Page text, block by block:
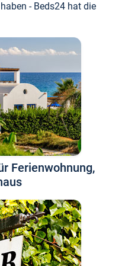
- Beds24 hat die
Ferienwohnung,